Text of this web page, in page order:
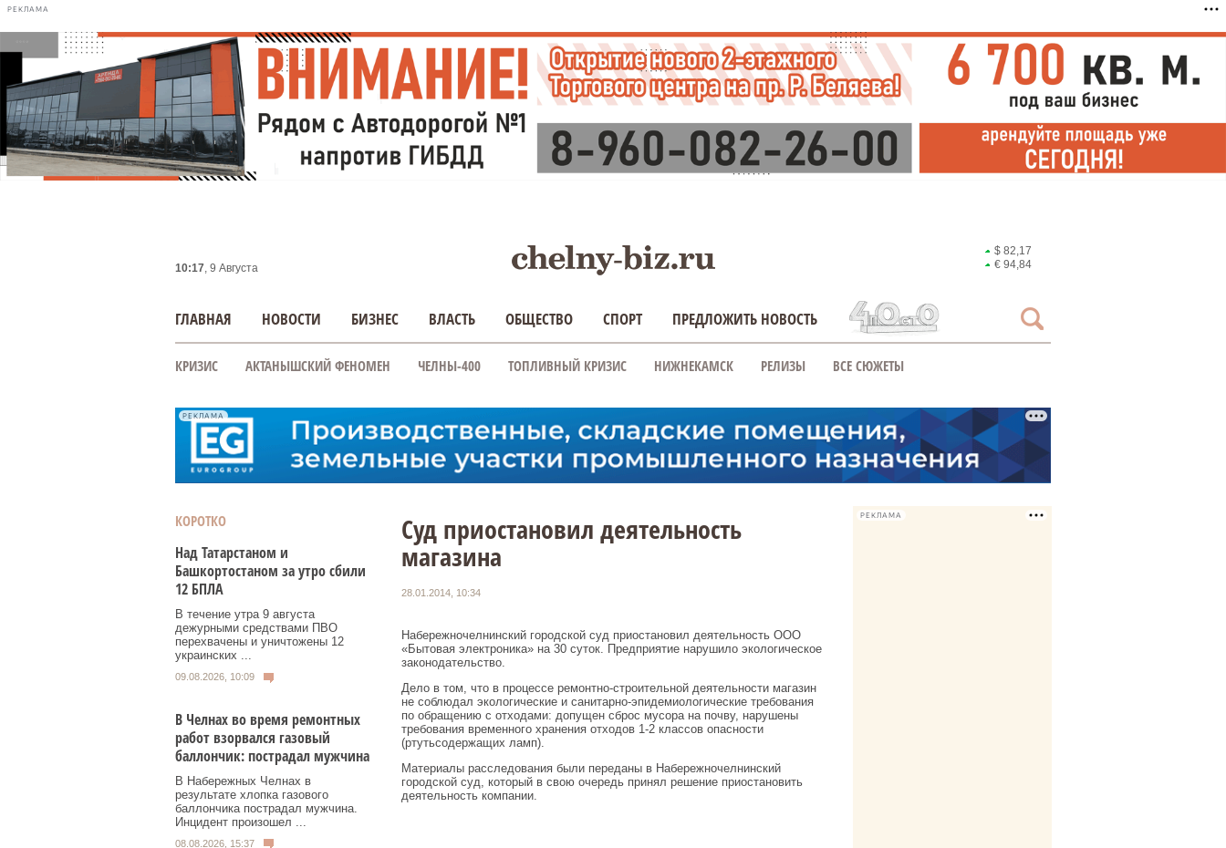
РЕКЛАМА
10:17, 9 Августа
$ 82,17
€ 94,84
ГЛАВНАЯ НОВОСТИ БИЗНЕС ВЛАСТЬ ОБЩЕСТВО СПОРТ ПРЕДЛОЖИТЬ НОВОСТЬ
КРИЗИС АКТАНЫШСКИЙ ФЕНОМЕН ЧЕЛНЫ-400 ТОПЛИВНЫЙ КРИЗИС НИЖНЕКАМСК РЕЛИЗЫ ВСЕ СЮЖЕТЫ
РЕКЛАМА
КОРОТКО
Над Татарстаном и
Башкортостаном за утро сбили
12 БПЛА
В течение утра 9 августа
дежурными средствами ПВО
перехвачены и уничтожены 12
украинских ...
09.08.2026, 10:09
В Челнах во время ремонтных
работ взорвался газовый
баллончик: пострадал мужчина
В Набережных Челнах в
результате хлопка газового
баллончика пострадал мужчина.
Инцидент произошел ...
08.08.2026, 15:37
Суд приостановил деятельность
магазина
28.01.2014, 10:34
Набережночелнинский городской суд приостановил деятельность ООО
«Бытовая электроника» на 30 суток. Предприятие нарушило экологическое
законодательство.
Дело в том, что в процессе ремонтно-строительной деятельности магазин
не соблюдал экологические и санитарно-эпидемиологические требования
по обращению с отходами: допущен сброс мусора на почву, нарушены
требования временного хранения отходов 1-2 классов опасности
(ртутьсодержащих ламп).
Материалы расследования были переданы в Набережночелнинский
городской суд, который в свою очередь принял решение приостановить
деятельность компании.
РЕКЛАМА